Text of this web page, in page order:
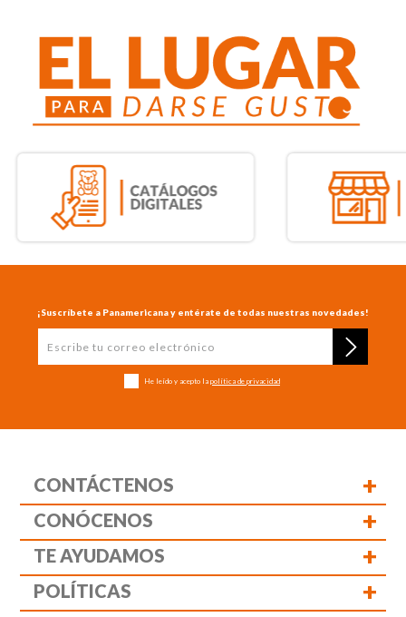
¡Suscríbete a Panamericana y entérate de todas nuestras novedades!
He leído y acepto la política de privacidad
CONTÁCTENOS +
CONÓCENOS +
TE AYUDAMOS +
POLÍTICAS +